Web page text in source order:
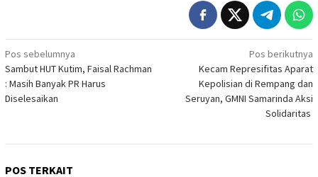
Navigasi
pos
Pos sebelumnya
Sambut HUT Kutim, Faisal Rachman
: Masih Banyak PR Harus
Diselesaikan
Pos berikutnya
Kecam Represifitas Aparat
Kepolisian di Rempang dan
Seruyan, GMNI Samarinda Aksi
Solidaritas
POS TERKAIT